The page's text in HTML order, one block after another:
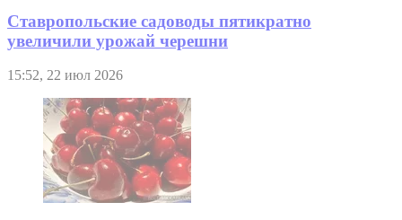
Ставропольские садоводы пятикратно
увеличили урожай черешни
15:52, 22 июл 2026